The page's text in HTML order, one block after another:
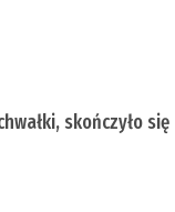
skończyło się